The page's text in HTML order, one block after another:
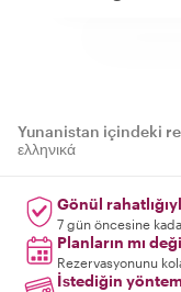
Yunanistan içindeki
ελληνικά
Gönül
7 gün öncesine
Planların mı
Rezervasyonunu
İstediğin